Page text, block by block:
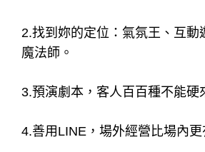
2.找到妳的定位：氣氛王、互動
魔法師。
3.預演劇本，客人百百種不能硬
4.善用LINE，場外經營比場內更